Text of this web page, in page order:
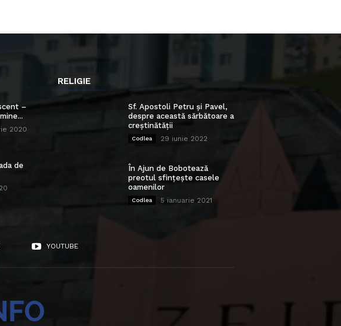
–
2020
de
RELIGIE
Sf. Apostoli Petru și Pavel,
despre această sărbătoare a
creștinătății
Codlea 29 iunie 2022
În Ajun de Bobotează
preotul sfințește casele
oamenilor
Codlea 5 ianuarie 2021
YOUTUBE